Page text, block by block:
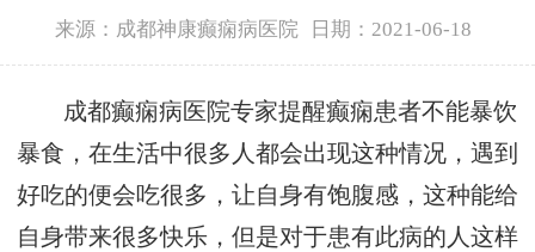
来源：成都神康癫痫病医院 日期：2021-06-18
成都癫痫病医院专家提醒癫痫患者不能暴饮
暴食，在生活中很多人都会出现这种情况，遇到
好吃的便会吃很多，让自身有饱腹感，这种能给
自身带来很多快乐，但是对于患有此病的人这样